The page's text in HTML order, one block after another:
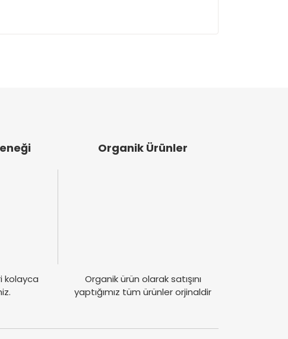
kullanarak tarafımıza iletebilirsiniz.
kolayca
Organik Ürünler
Organik ürün olarak satışını
yaptığımız tüm ürünler orjinaldir